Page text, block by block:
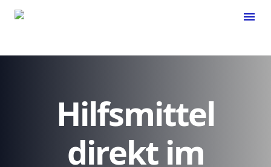
menu
Hilfsmittel
direkt im